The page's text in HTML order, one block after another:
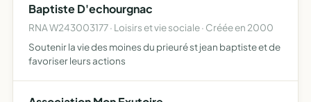
Baptiste D'echourgnac
RNA W243003177 · Loisirs et vie sociale · Créée en 2000
Soutenir la vie des moines du prieuré st jean baptiste et de
favoriser leurs actions